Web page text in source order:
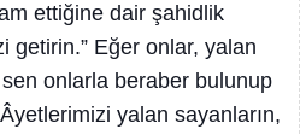
ettiğine dair şahidlik
getirin.” Eğer onlar, yalan
onlarla beraber bulunup
yalan sayanların,